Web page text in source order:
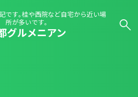
です｡桂や西院など自宅から近い場
所が多いです｡
グルメニアン